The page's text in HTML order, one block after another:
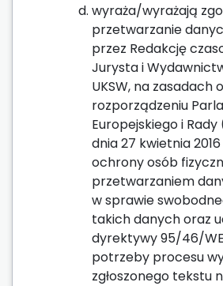
wyraża/wyrażają
przetwarzanie
przez Redakcję
Jurysta i
UKSW, na zasadach
rozporządzeniu
Europejskiego i Rady
dnia 27 kwietnia
ochrony osób
przetwarzaniem
w sprawie
takich danych oraz
dyrektywy 95/46/
potrzeby procesu
zgłoszonego tekstu